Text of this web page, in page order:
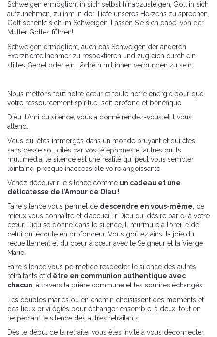
Schweigen ermöglicht in sich selbst hinabzusteigen, Gott in sich
aufzunehmen, zu ihm in der Tiefe unseres Herzens zu sprechen.
Gott schenkt sich im Schweigen. Lassen Sie sich dabei von der
Mutter Gottes führen!
Schweigen ermöglicht, auch das Schweigen der anderen
Exerzitienteilnehmer zu respektieren und zugleich durch ein
stilles Gebet oder ein Lächeln mit ihnen verbunden zu sein.
Nous mettons tout notre cœur et toute notre énergie pour que
votre ressourcement spirituel soit profond et bénéfique.
Dieu, l’Ami du silence, vous a donné rendez-vous et Il vous
attend.
Vous qui êtes immergés dans un monde bruyant et qui êtes
sans cesse sollicités par vos téléphones et autres outils
multimédia, le silence est une réalité qui peut vous sembler
lointaine, presque inaccessible voire angoissante.
Venez découvrir le silence comme un cadeau et une
délicatesse de l’Amour de Dieu !
Faire silence vous permet de descendre en vous-même , de
mieux vous connaître et d’accueillir Dieu qui désire parler à votre
cœur. Dieu se donne dans le silence, Il murmure à l’oreille de
celui qui écoute en profondeur. Vous goûtez ainsi la joie du
recueillement et du cœur à cœur avec le Seigneur et la Vierge
Marie.
Faire silence vous permet de respecter le silence des autres
retraitants et d‘être en communion authentique avec
chacun, à travers la prière commune et les sourires échangés.
Les couples mariés ou en chemin choisissent des moments et
des lieux privilégiés pour échanger ensemble, à deux, tout en
respectant le silence des autres retraitants.
Dès le début de la retraite, vous êtes invité à vous déconnecter